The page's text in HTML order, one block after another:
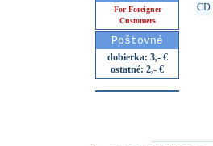
For Foreigner
Customers
Poštovné
dobierka: 3,- €
ostatné: 2,- €
CD